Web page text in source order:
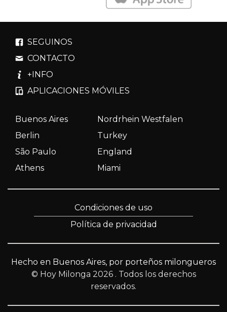
SEGUINOS
CONTACTO
+INFO
APLICACIONES MÓVILES
Buenos Aires
Nordrhein Westfalen
Berlin
Turkey
São Paulo
England
Athens
Miami
Condiciones de uso
Política de privacidad
Hecho en Buenos Aires, por porteños milongueros
© Hoy Milonga 2026 . Todos los derechos
reservados.